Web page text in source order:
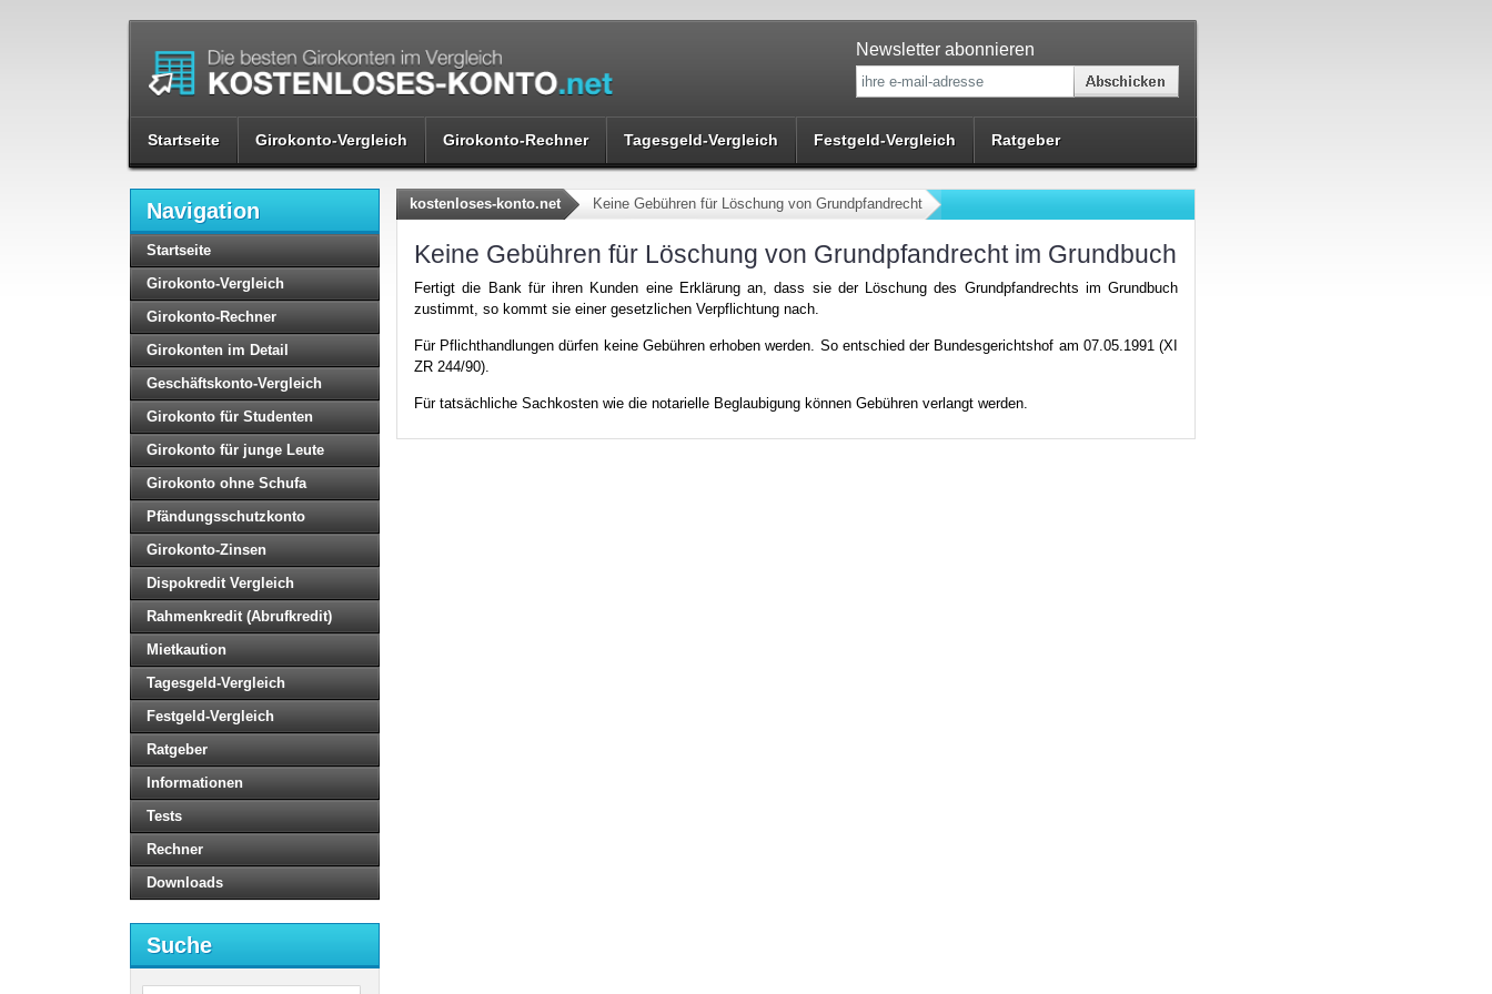
Startseite Girokonto-Vergleich Girokonto-Rechner Tagesgeld-Vergleich Festgeld-Vergleich Ratgeber
Newsletter abonnieren
kostenloses-konto.net Keine Gebühren für Löschung von Grundpfandrecht
Keine Gebühren für Löschung von Grundpfandrecht im Grundbuch
Fertigt die Bank für ihren Kunden eine Erklärung an, dass sie der Löschung des Grundpfandrechts im Grundbuch
zustimmt, so kommt sie einer gesetzlichen Verpflichtung nach.
Für Pflichthandlungen dürfen keine Gebühren erhoben werden. So entschied der Bundesgerichtshof am 07.05.1991 (XI
ZR 244/90).
Für tatsächliche Sachkosten wie die notarielle Beglaubigung können Gebühren verlangt werden.
Navigation
Startseite
Girokonto-Vergleich
Girokonto-Rechner
Girokonten im Detail
Geschäftskonto-Vergleich
Girokonto für Studenten
Girokonto für junge Leute
Girokonto ohne Schufa
Pfändungsschutzkonto
Girokonto-Zinsen
Dispokredit Vergleich
Rahmenkredit (Abrufkredit)
Mietkaution
Tagesgeld-Vergleich
Festgeld-Vergleich
Ratgeber
Informationen
Tests
Rechner
Downloads
Suche